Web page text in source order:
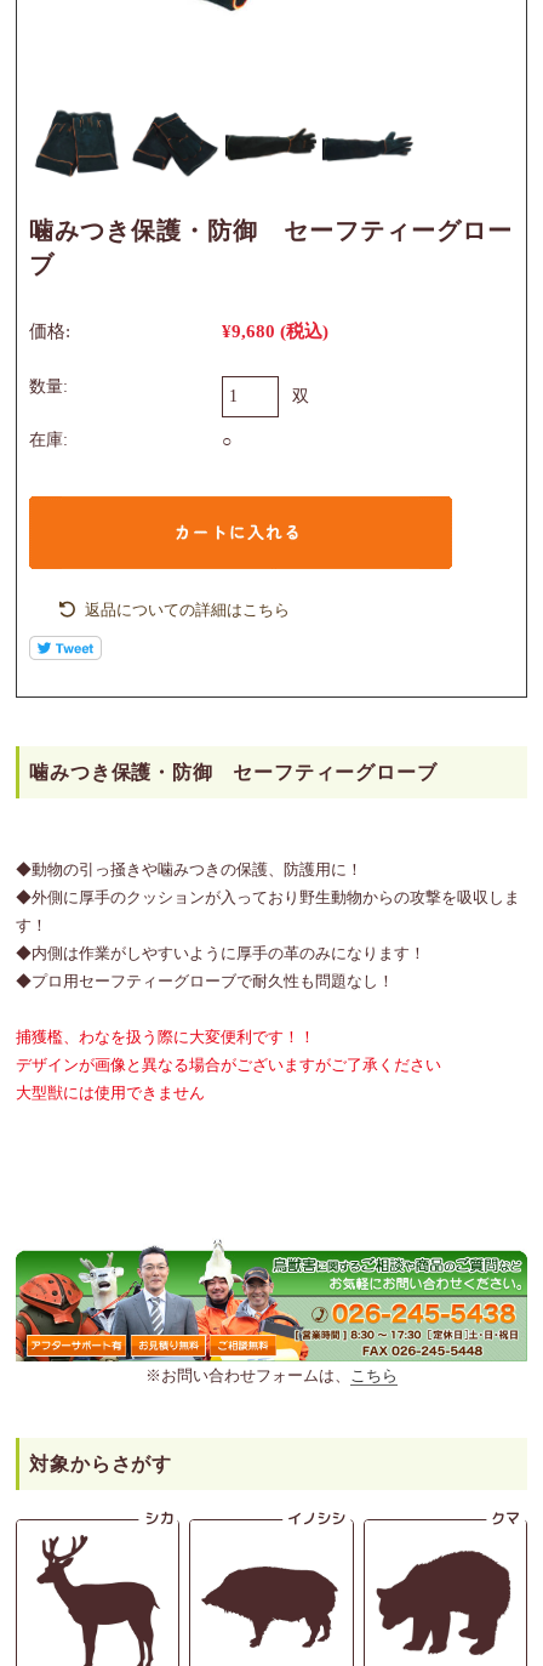
噛みつき保護・防御 セーフティーグロー
ブ
価格: ¥9,680 (税込)
数量:
双
在庫: ○
返品についての詳細はこちら
噛みつき保護・防御 セーフティーグローブ
◆動物の引っ掻きや噛みつきの保護、防護用に！
◆外側に厚手のクッションが入っており野生動物からの攻撃を吸収しま
す！
◆内側は作業がしやすいように厚手の革のみになります！
◆プロ用セーフティーグローブで耐久性も問題なし！
捕獲檻、わなを扱う際に大変便利です！！
デザインが画像と異なる場合がございますがご了承ください
大型獣には使用できません
※お問い合わせフォームは、 こちら
対象からさがす